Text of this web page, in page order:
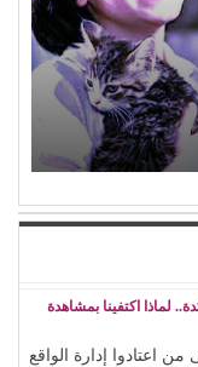
لماذا اكتفينا بمشاهدة
من اعتادوا إدارة الواقع